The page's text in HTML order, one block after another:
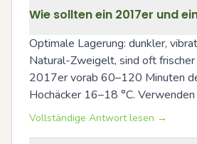
Wie sollten ein 2017er und
Optimale Lagerung: dunkler,
Natural-Zweigelt, sind oft
2017er vorab 60–120 Minuten
Hochäcker 16–18 °C.
Vollständige Antwort lesen →